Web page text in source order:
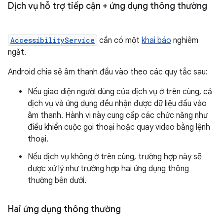
Dịch vụ hỗ trợ tiếp cận + ứng dụng thông thường
AccessibilityService cần có một khai báo nghiêm
ngặt.
Android chia sẻ âm thanh đầu vào theo các quy tắc sau:
Nếu giao diện người dùng của dịch vụ ở trên cùng, cả
dịch vụ và ứng dụng đều nhận được dữ liệu đầu vào
âm thanh. Hành vi này cung cấp các chức năng như
điều khiển cuộc gọi thoại hoặc quay video bằng lệnh
thoại.
Nếu dịch vụ không ở trên cùng, trường hợp này sẽ
được xử lý như trường hợp hai ứng dụng thông
thường bên dưới.
Hai ứng dụng thông thường